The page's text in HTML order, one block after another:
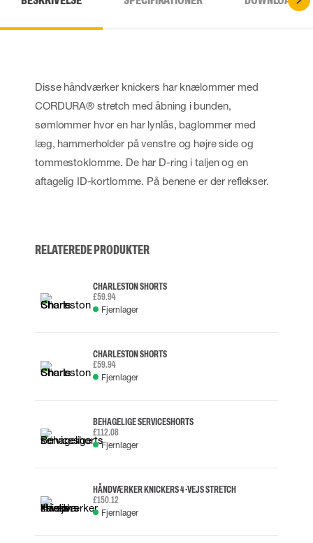
Disse håndværker knickers har knælommer med
CORDURA® stretch med åbning i bunden,
sømlommer hvor en har lynlås, baglommer med
læg, hammerholder på venstre og højre side og
tommestoklomme. De har D-ring i taljen og en
aftagelig ID-kortlomme. På benene er der reflekser.
RELATEREDE PRODUKTER
CHARLESTON SHORTS
£59.94
Fjernlager
CHARLESTON SHORTS
£59.94
Fjernlager
BEHAGELIGE SERVICESHORTS
£112.08
Fjernlager
HÅNDVÆRKER KNICKERS 4-VEJS STRETCH
£150.12
Fjernlager